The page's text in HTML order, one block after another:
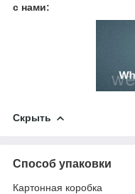
с нами:
Скрыть
Способ упаковки
Картонная коробка